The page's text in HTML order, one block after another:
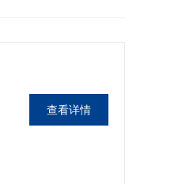
查看详情